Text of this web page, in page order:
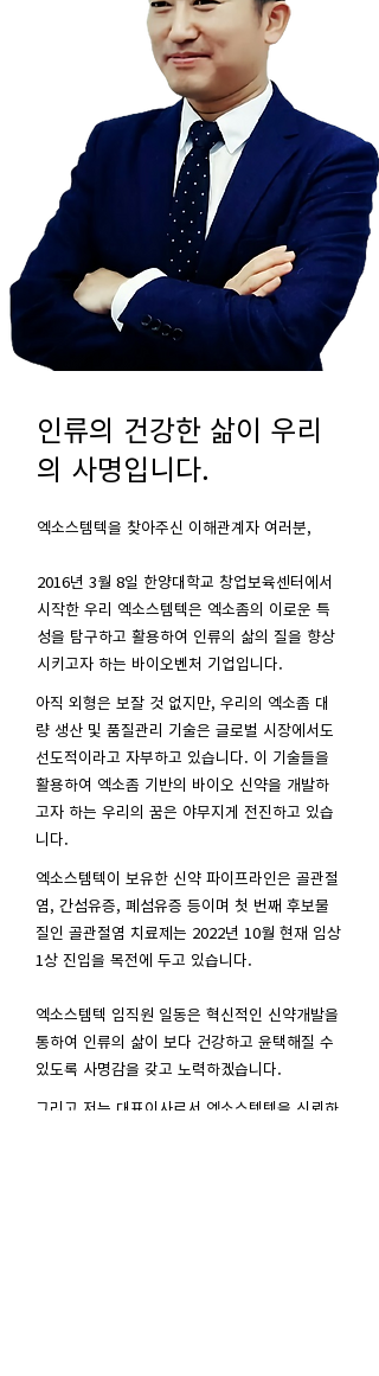
인류의 건강한 삶이 우리
의 사명입니다.
엑소스템텍을 찾아주신 이해관계자 여러분,
2016년 3월 8일 한양대학교 창업보육센터에서
시작한 우리 엑소스템텍은 엑소좀의 이로운 특
성을 탐구하고 활용하여 인류의 삶의 질을 향상
시키고자 하는 바이오벤처 기업입니다.
아직 외형은 보잘 것 없지만, 우리의 엑소좀 대
량 생산 및 품질관리 기술은 글로벌 시장에서도
선도적이라고 자부하고 있습니다. 이 기술들을
활용하여 엑소좀 기반의 바이오 신약을 개발하
고자 하는 우리의 꿈은 야무지게 전진하고 있습
니다.
엑소스템텍이 보유한 신약 파이프라인은 골관절
염, 간섬유증, 폐섬유증 등이며 첫 번째 후보물
질인 골관절염 치료제는 2022년 10월 현재 임상
1상 진입을 목전에 두고 있습니다.
엑소스템텍 임직원 일동은 혁신적인 신약개발을
통하여 인류의 삶이 보다 건강하고 윤택해질 수
있도록 사명감을 갖고 노력하겠습니다.
그리고 저는 대표이사로서 엑소스템텍을 신뢰하